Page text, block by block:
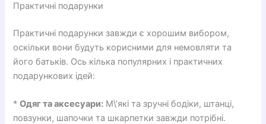
Практичні подарунки
Практичні подарунки завжди є хорошим вибором,
оскільки вони будуть корисними для немовляти та
його батьків. Ось кілька популярних і практичних
подарункових ідей:
*Одяг та аксесуари: М\’які та зручні бодіки, штанці,
повзунки, шапочки та шкарпетки завжди потрібні.